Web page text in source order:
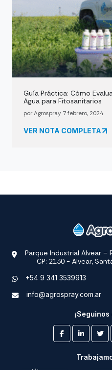
Guía Práctica: Cómo
Agua para Fitosanitarios
por Agrospray 7 febrero, 2024
VER NOTA COMPLETA
Parque Industrial Alvear –
CP: 2130 - Alvear,
+54 9 341 3539913
info@agrospray.com.ar